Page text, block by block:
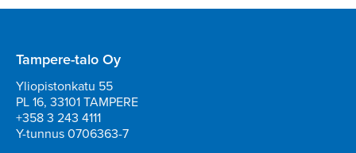
Tampere-talo Oy
Yliopistonkatu 55
PL 16, 33101 TAMPERE
+358 3 243 4111
Y-tunnus 0706363-7